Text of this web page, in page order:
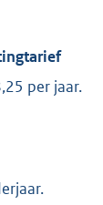
per jaar.